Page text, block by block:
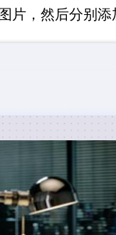
片，然后分别添